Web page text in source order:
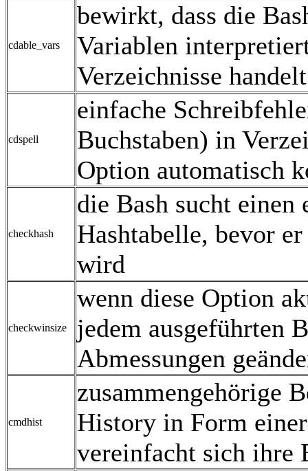
cdable_vars
bewirkt, dass die
Variablen
Verzeichnisse handelt
cdspell
einfache
Buchstaben) in
Option automatisch
checkhash
die Bash sucht einen
Hashtabelle, bevor
wird
checkwinsize
wenn diese Option
jedem ausgeführten
Abmessungen
cmdhist
zusammengehörige
History in Form
vereinfacht sich ihre